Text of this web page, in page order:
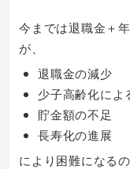
今までは退職金＋
が、
退職金の減少
少子高齢化によ
貯金額の不足
長寿化の進展
により困難になる